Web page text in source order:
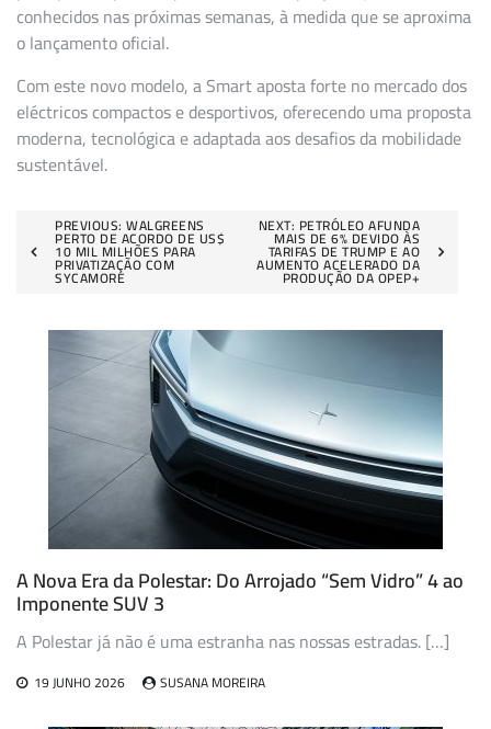
conhecidos nas próximas semanas, à medida que se aproxima
o lançamento oficial.
Com este novo modelo, a Smart aposta forte no mercado dos
eléctricos compactos e desportivos, oferecendo uma proposta
moderna, tecnológica e adaptada aos desafios da mobilidade
sustentável.
Navegação
de
PREVIOUS: WALGREENS
PERTO DE ACORDO DE US$
10 MIL MILHÕES PARA
PRIVATIZAÇÃO COM
SYCAMORE
NEXT: PETRÓLEO AFUNDA
MAIS DE 6% DEVIDO ÀS
TARIFAS DE TRUMP E AO
AUMENTO ACELERADO DA
PRODUÇÃO DA OPEP+
A Nova Era da Polestar: Do Arrojado “Sem Vidro” 4 ao
Imponente SUV 3
A Polestar já não é uma estranha nas nossas estradas. […]
19 JUNHO 2026 SUSANA MOREIRA